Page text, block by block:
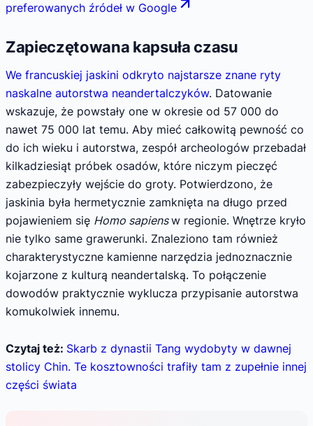
preferowanych źródeł w Google
Zapieczętowana kapsuła czasu
We francuskiej jaskini odkryto najstarsze znane ryty
naskalne autorstwa neandertalczyków. Datowanie
wskazuje, że powstały one w okresie od 57 000 do
nawet 75 000 lat temu. Aby mieć całkowitą pewność co
do ich wieku i autorstwa, zespół archeologów przebadał
kilkadziesiąt próbek osadów, które niczym pieczęć
zabezpieczyły wejście do groty. Potwierdzono, że
jaskinia była hermetycznie zamknięta na długo przed
pojawieniem się Homo sapiensw regionie. Wnętrze kryło
nie tylko same grawerunki. Znaleziono tam również
charakterystyczne kamienne narzędzia jednoznacznie
kojarzone z kulturą neandertalską. To połączenie
dowodów praktycznie wyklucza przypisanie autorstwa
komukolwiek innemu.
Czytaj też: Skarb z dynastii Tang wydobyty w dawnej
stolicy Chin. Te kosztowności trafiły tam z zupełnie innej
części świata